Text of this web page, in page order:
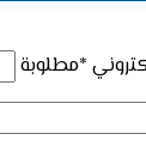
*مطلوبة